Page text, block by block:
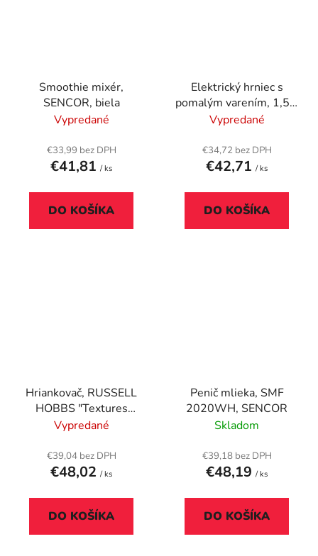
Smoothie mixér,
SENCOR, biela
Vypredané
€33,99 bez DPH
€41,81 / ks
DO KOŠÍKA
Elektrický hrniec s
pomalým varením, 1,5 l,
BESTRON, nerez
Vypredané
€34,72 bez DPH
€42,71 / ks
DO KOŠÍKA
Hriankovač, RUSSELL
HOBBS "Textures
plusz", čierny
Vypredané
€39,04 bez DPH
€48,02 / ks
DO KOŠÍKA
Penič mlieka, SMF
2020WH, SENCOR
Skladom
€39,18 bez DPH
€48,19 / ks
DO KOŠÍKA